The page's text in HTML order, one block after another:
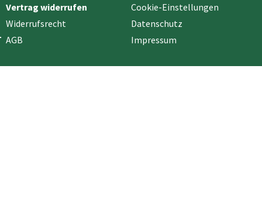
Vertrag widerrufen
Cookie-Einstellungen
Widerrufsrecht
Datenschutz
AGB
Impressum